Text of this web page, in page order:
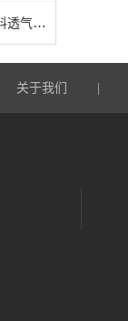
纺织品透气性测试仪：评估布料透气性能的重要工具
关于我们